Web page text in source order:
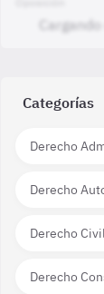
Categorías
Derecho
Derecho
Derecho
Derecho